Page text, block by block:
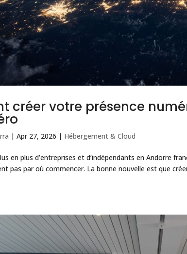
créer votre présence
|Apr 27, 2026 | Hébergement & Cloud
en plus d’entreprises et d’indépendants en Andorre
pas par où commencer. La bonne nouvelle est que